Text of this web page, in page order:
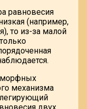
равновесия
(например,
то из-за малой
механизма
легирующий